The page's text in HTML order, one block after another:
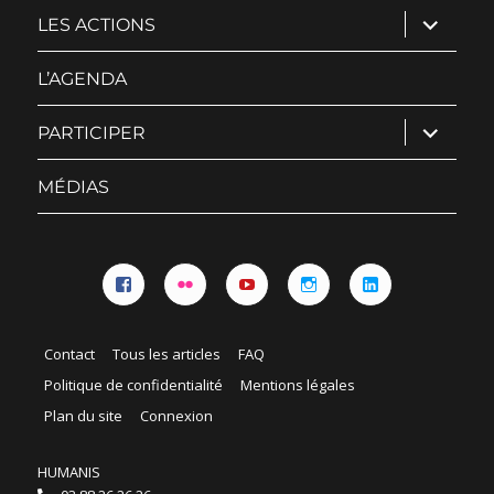
LES ACTIONS ouvrir
le
sous-
L’AGENDA
PARTICIPER ouvrir
le
sous-
MÉDIAS
Contact Tous les articles
FAQ
Politique de confidentialité
Mentions légales
Plan du site
Connexion
HUMANIS